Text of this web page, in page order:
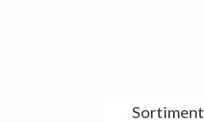
Sortiment